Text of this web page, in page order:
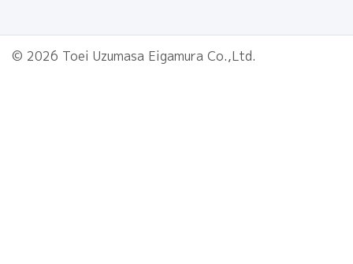
© 2026 Toei Uzumasa Eigamura Co.,Ltd.